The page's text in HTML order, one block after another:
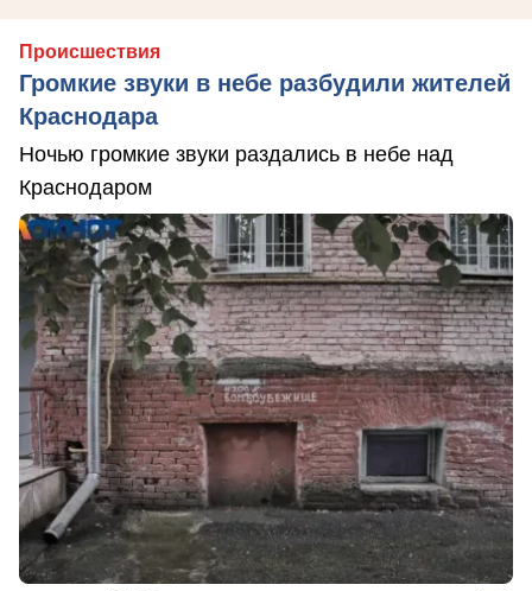
Происшествия
Громкие звуки в небе разбудили жителей
Краснодара
Ночью громкие звуки раздались в небе над
Краснодаром